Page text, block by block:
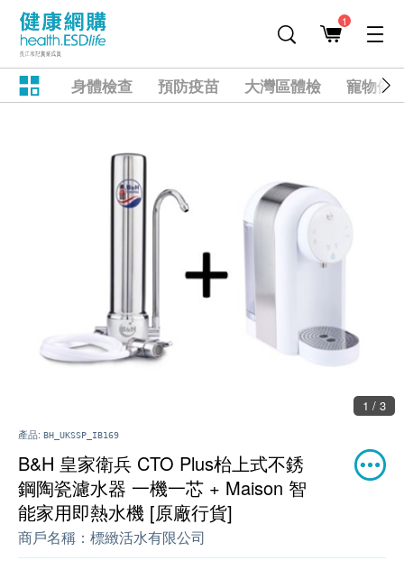
1
身體檢查 預防疫苗 大灣區體檢 寵物健
1 / 3
產品: BH_UKSSP_IB169
B&H 皇家衛兵 CTO Plus枱上式不銹
鋼陶瓷濾水器 一機一芯 + Maison 智
能家用即熱水機 [原廠行貨]
商戶名稱： 標緻活水有限公司